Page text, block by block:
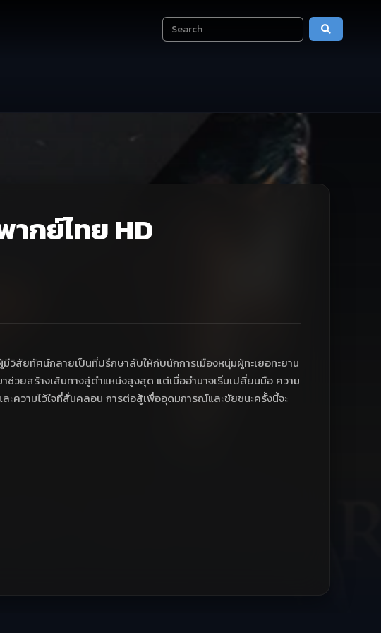
กย์ไทย HD
วิสัยทัศน์กลายเป็นที่ปรึกษาลับให้กับนักการเมืองหนุ่มผู้ทะเยอทะยาน
วยสร้างเส้นทางสู่ตำแหน่งสูงสุด แต่เมื่ออำนาจเริ่มเปลี่ยนมือ ความ
ความไว้ใจที่สั่นคลอน การต่อสู้เพื่ออุดมการณ์และชัยชนะครั้งนี้จะ